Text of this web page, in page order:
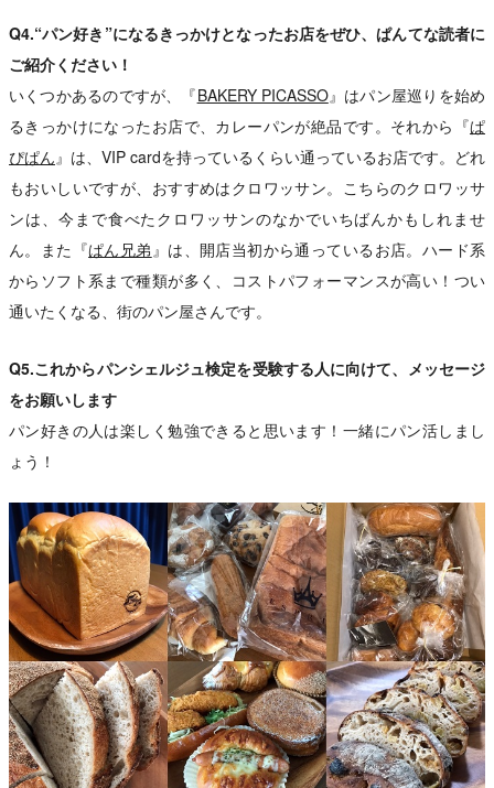
Q4.“パン好き”になるきっかけとなったお店をぜひ、ぱんてな読者に
ご紹介ください！
いくつかあるのですが、『BAKERY PICASSO』はパン屋巡りを始め
るきっかけになったお店で、カレーパンが絶品です。それから『ぱ
ぴぱん』は、VIP cardを持っているくらい通っているお店です。どれ
もおいしいですが、おすすめはクロワッサン。こちらのクロワッサ
ンは、今まで食べたクロワッサンのなかでいちばんかもしれませ
ん。また『ぱん兄弟』は、開店当初から通っているお店。ハード系
からソフト系まで種類が多く、コストパフォーマンスが高い！つい
通いたくなる、街のパン屋さんです。
Q5.これからパンシェルジュ検定を受験する人に向けて、メッセージ
をお願いします
パン好きの人は楽しく勉強できると思います！一緒にパン活しまし
ょう！